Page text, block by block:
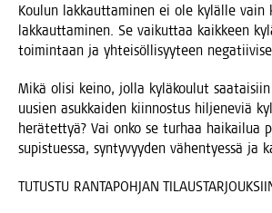
Kou­lun lak­kaut­ta­mi­nen ei ole kyläl­le vain
lak­kaut­ta­mi­nen. Se vai­kut­taa kaik­keen
toi­min­taan ja yhtei­söl­li­syy­teen
Mikä oli­si kei­no, jol­la kylä­kou­lut
uusien asuk­kai­den kiin­nos­tus hil­je­ne­viä
herä­tet­tyä? Vai onko se tur­haa hai­kai­lua
supis­tues­sa, syn­ty­vyy­den vähen­tyes­sä ja
TUTUSTU RANTAPOHJAN